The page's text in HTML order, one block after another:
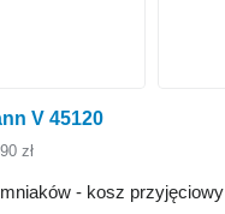
V 45120
zł
- kosz przyjęciowy